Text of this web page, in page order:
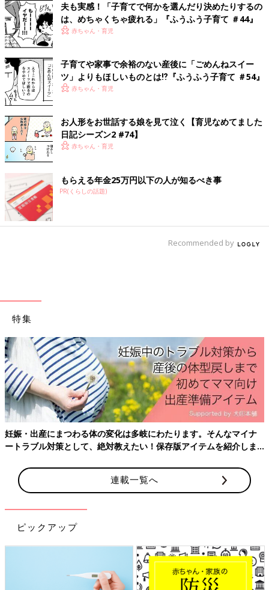
インスタグラム：hiyokoegg11
【子育てなめてました日記#31】
髪型を変えても新しい洋服を買っても、うちの
夫はなかなか気がついてくれません。「もう私
■新着マンガをお知らせ！たまひよONLINEインスタグラム
（@tamahiyo_online）
前の話
どうしてこんなとこ
ろに…【子育てなめ
てました日記#93】
一覧
次の話
楽しい時間がずっと続
夫も実感！「子育てで何かを選んだり決めたりするの
は、めちゃくちゃ疲れる」『ふうふう子育て ＃44』
赤ちゃん・育児
子育てや家事で余裕のない産後に「ごめんねスイー
ツ」よりもほしいものとは⁉︎『ふうふう子育て ＃54』
赤ちゃん・育児
お人形をお世話する娘を見て泣く【育児なめてました
日記シーズン2 #74】
赤ちゃん・育児
もらえる年金25万円以下の人が知るべき事
PR(くらしの話題)
Recommended by
特集
妊娠・出産にまつわる体の変化は多岐にわたります。そんなマイナ
ートラブル対策として、絶対教えたい！保存版アイテムを紹介しま
連載一覧へ
ピックアップ